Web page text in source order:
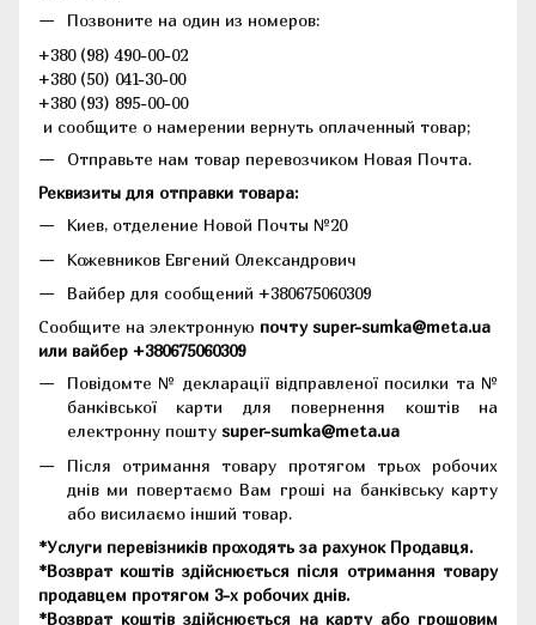
Позвоните на один из номеров:
+380 (98) 490-00-02
+380 (50) 041-30-00
+380 (93) 895-00-00
и сообщите о намерении вернуть оплаченный товар;
Отправьте нам товар перевозчиком Новая Почта.
Реквизиты для отправки товара:
Киев, отделение Новой Почты №20
Кожевников Евгений Олександрович
Вайбер для сообщений +380675060309
Сообщите на электронную почту super-sumka@meta.ua
или вайбер +380675060309
Повідомте № декларації відправленої посилки та №
банківської карти для повернення коштів на
електронну пошту super-sumka@meta.ua
Після отримання товару протягом трьох робочих
днів ми повертаємо Вам гроші на банківську карту
або висилаємо інший товар.
*Услуги перевізників проходять за рахунок Продавця.
*Возврат коштів здійснюється після отримання товару
продавцем протягом 3-х робочих днів.
*Возврат коштів здійснюється на карту або грошовим